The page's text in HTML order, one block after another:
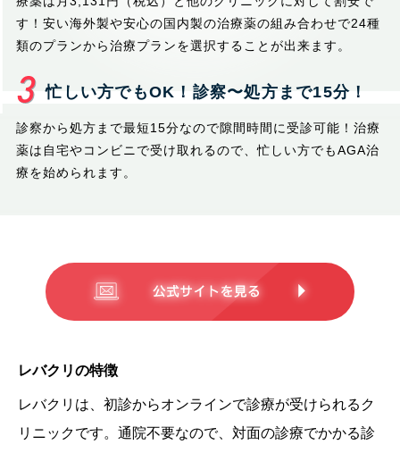
す！安い海外製や安心の国内製の治療薬の組み合わせで24種
類のプランから治療プランを選択することが出来ます。
忙しい方でもOK！診察〜処方まで15分！
診察から処方まで最短15分なので隙間時間に受診可能！治療
薬は自宅やコンビニで受け取れるので、忙しい方でもAGA治
療を始められます。
レバクリの特徴
レバクリは、初診からオンラインで診療が受けられるク
リニックです。通院不要なので、対面の診療でかかる診